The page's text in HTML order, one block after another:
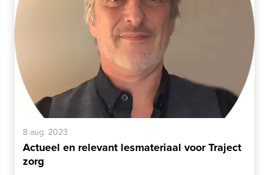
8 aug. 2023
Actueel en relevant lesmateriaal voor Traject
zorg